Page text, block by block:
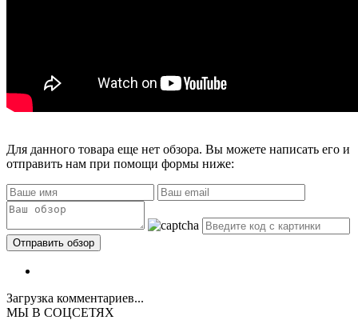
Для данного товара еще нет обзора. Вы можете написать его и
отправить нам при помощи формы ниже:
Загрузка комментариев...
МЫ В СОЦСЕТЯХ